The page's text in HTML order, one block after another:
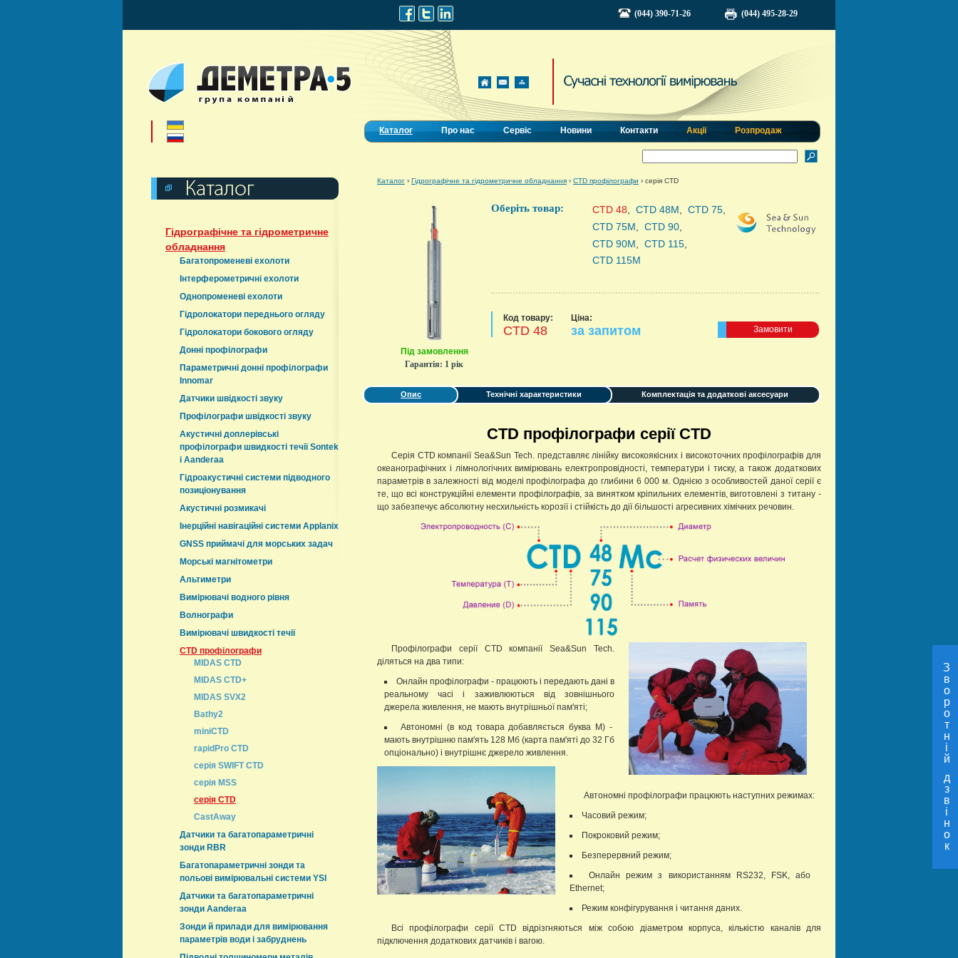
З
в
о
р
о
т
н
і
й
д
з
в
і
н
о
к
(044) 390-71-26 (044) 495-28-29
Каталог Про нас Сервіс Новини Контакти Акції Розпродаж
Гідрографічне та гідрометричне
обладнання
Багатопроменеві ехолоти
Інтерферометричні ехолоти
Однопроменеві ехолоти
Гідролокатори переднього огляду
Гідролокатори бокового огляду
Донні профілографи
Параметричні донні профілографи
Innomar
Датчики швідкості звуку
Профілографи швідкості звуку
Акустичні доплерівські
профілографи швидкості течії Sontek
і Aanderaa
Гідроакустичні системи підводного
позиціонування
Акустичні розмикачі
Інерційні навігаційні системи Applanix
GNSS приймачі для морських задач
Морські магнітометри
Альтиметри
Вимірювачі водного рівня
Волнографи
Вимірювачі швидкості течії
CTD профілографи
MIDAS CTD
MIDAS CTD+
MIDAS SVX2
Bathy2
miniCTD
rapidPro CTD
серія SWIFT CTD
серія MSS
серія CTD
CastAway
Датчики та багатопараметричні
зонди RBR
Багатопараметричні зонди та
польові вимірювальні системи YSI
Датчики та багатопараметричні
зонди Aanderaa
Зонди й прилади для вимірювання
параметрів води і забруднень
Каталог › Гідрографічне та гідрометричне обладнання › CTD профілографи › серія CTD
Оберіть товар: CTD 48 CTD 48М CTD 75
CTD 75М
CTD 90
CTD 90М
CTD 115
CTD 115М
Код товару:
CTD 48
Ціна:
за запитом Замовити
Під замовлення
Гарантія: 1 рік
Опис Технічні характеристики Комплектація та додаткові аксесуари
CTD профілографи серії CTD
Серія CTD компанії Sea&Sun Tech. представляє лінійку високоякісних і високоточних профілографів для
океанографічних і лімнологічних вимірювань електропровідності, температури і тиску, а також додаткових
параметрів в залежності від моделі профілографа до глибини 6 000 м. Однією з особливостей даної серії є
те, що всі конструкційні елементи профілографів, за винятком кріпильних елементів, виготовлені з титану -
що забезпечує абсолютну несхильність корозії і стійкість до дії більшості агресивних хімічних речовин.
Профілографи серії CTD компанії Sea&Sun Tech.
діляться на два типи:
Онлайн профілографи - працюють і передають дані в
реальному часі і заживлюються від зовнішнього
джерела живлення, не мають внутрішньої пам'яті;
Автономні (в код товара добавляється буква M) -
мають внутрішню пам'ять 128 Мб (карта пам'яті до 32 Гб
опціонально) і внутрішнє джерело живлення.
Автономні профілографи працюють наступних режимах:
Часовий режим;
Покроковий режим;
Безперервний режим;
Онлайн режим з використанням RS232, FSK, або
Ethernet;
Режим конфігурування і читання даних.
Всі профілографи серії CTD відрізгняються між собою діаметром корпуса, кількістю каналів для
підключення додаткових датчиків і вагою.